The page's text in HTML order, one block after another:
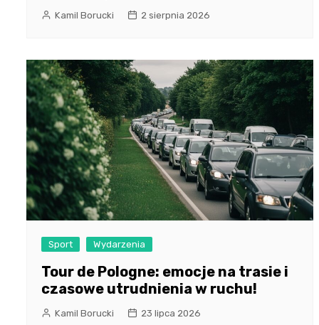
Kamil Borucki 2 sierpnia 2026
Sport Wydarzenia
Tour de Pologne: emocje na trasie i
czasowe utrudnienia w ruchu!
Kamil Borucki 23 lipca 2026